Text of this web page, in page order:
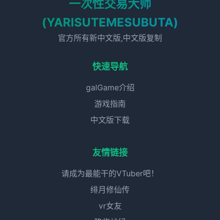
一次性交易大师
(YARISUTEMESUBUTA)
官方所有新中文版,中文版复制
快速导航
galGame介绍
游戏指南
中文版下载
友情链接
请成为最能干的VTuber吧！
绯月修仙传
vr女友